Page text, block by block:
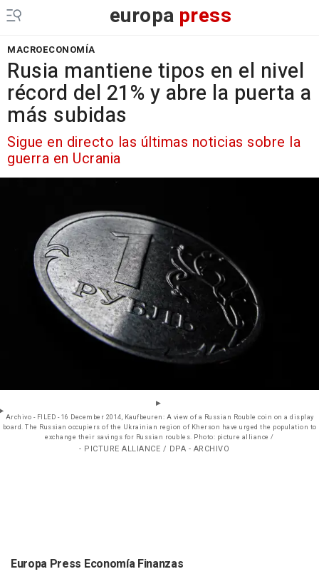
europa press
MACROECONOMÍA
Rusia mantiene tipos en el nivel
récord del 21% y abre la puerta a
más subidas
Sigue en directo las últimas noticias sobre la
guerra en Ucrania
Archivo - FILED - 16 December 2014, Kaufbeuren: A view of a Russian Rouble coin on a display
board. The Russian occupiers of the Ukrainian region of Kherson have urged the population to
exchange their savings for Russian roubles. Photo: picture alliance /
- PICTURE ALLIANCE / DPA - ARCHIVO
Europa Press Economía Finanzas